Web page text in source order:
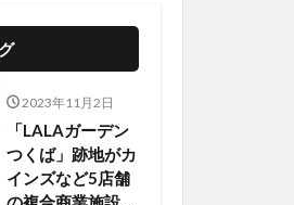
2023年11月2日
「LALAガーデン
つくば」跡地がカ
インズなど5店舗